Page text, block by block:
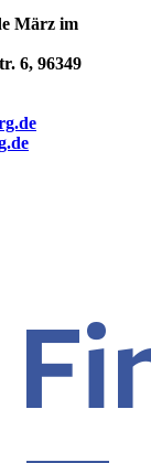
März im
6, 96349